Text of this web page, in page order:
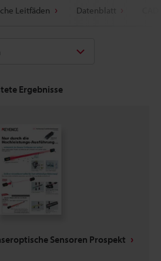
Leitfäden Datenblatt
Ergebnisse
Sensoren Prospekt